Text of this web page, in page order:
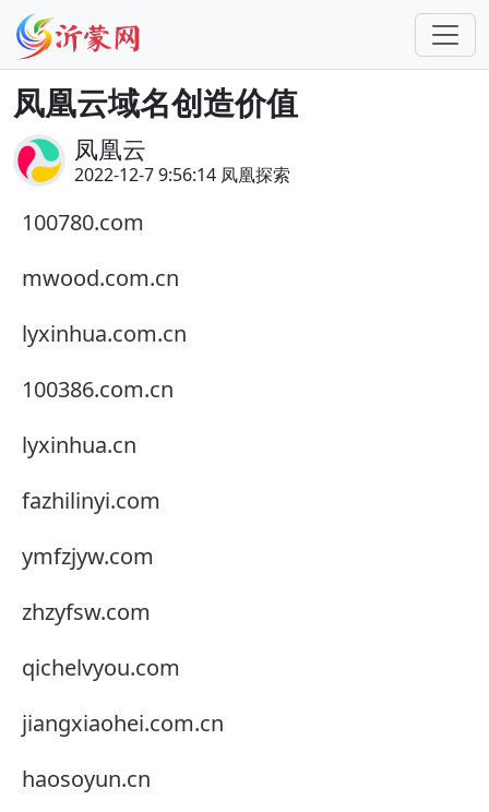
凤凰云域名创造价值
凤凰云
2022-12-7 9:56:14 凤凰探索
100780.com
mwood.com.cn
lyxinhua.com.cn
100386.com.cn
lyxinhua.cn
fazhilinyi.com
ymfzjyw.com
zhzyfsw.com
qichelvyou.com
jiangxiaohei.com.cn
haosoyun.cn